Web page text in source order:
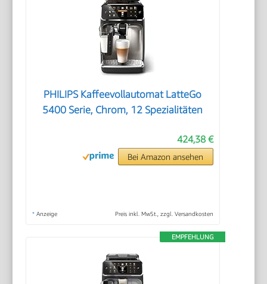
PHILIPS Kaffeevollautomat LatteGo
5400 Serie, Chrom, 12 Spezialitäten
424,38 €
Bei Amazon ansehen
* Anzeige Preis inkl. MwSt., zzgl. Versandkosten
EMPFEHLUNG